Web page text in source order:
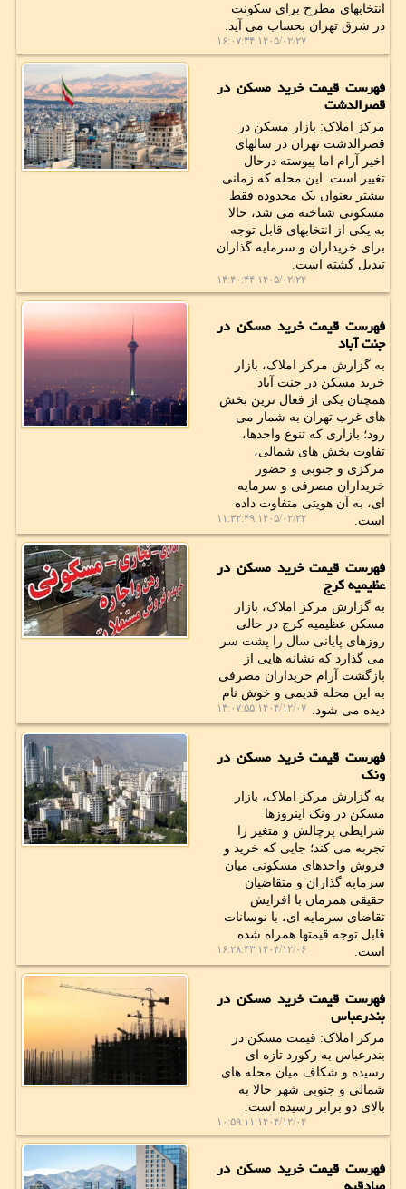
انتخابهای مطرح برای سکونت
در شرق تهران بحساب می آید.
۱۴۰۵/۰۲/۲۷ ۱۶:۰۷:۳۴
فهرست قیمت خرید مسکن در
قصرالدشت
مرکز املاک: بازار مسکن در
قصرالدشت تهران در سالهای
اخیر آرام اما پیوسته درحال
تغییر است. این محله که زمانی
بیشتر بعنوان یک محدوده فقط
مسکونی شناخته می شد، حالا
به یکی از انتخابهای قابل توجه
برای خریداران و سرمایه گذاران
تبدیل گشته است.
۱۴۰۵/۰۲/۲۴ ۱۴:۴۰:۴۴
فهرست قیمت خرید مسکن در
جنت آباد
به گزارش مرکز املاک، بازار
خرید مسکن در جنت آباد
همچنان یکی از فعال ترین بخش
های غرب تهران به شمار می
رود؛ بازاری که تنوع واحدها،
تفاوت بخش های شمالی،
مرکزی و جنوبی و حضور
خریداران مصرفی و سرمایه
ای، به آن هویتی متفاوت داده
است.
۱۴۰۵/۰۲/۲۲ ۱۱:۳۲:۴۹
فهرست قیمت خرید مسکن در
عظیمیه کرج
به گزارش مرکز املاک، بازار
مسکن عظیمیه کرج در حالی
روزهای پایانی سال را پشت سر
می گذارد که نشانه هایی از
بازگشت آرام خریداران مصرفی
به این محله قدیمی و خوش نام
دیده می شود. ۱۴۰۴/۱۲/۰۷ ۱۴:۰۷:۵۵
فهرست قیمت خرید مسکن در
ونک
به گزارش مرکز املاک، بازار
مسکن در ونک اینروزها
شرایطی پرچالش و متغیر را
تجربه می کند؛ جایی که خرید و
فروش واحدهای مسکونی میان
سرمایه گذاران و متقاضیان
حقیقی همزمان با افزایش
تقاضای سرمایه ای، با نوسانات
قابل توجه قیمتها همراه شده
است.
۱۴۰۴/۱۲/۰۶ ۱۶:۲۸:۴۳
فهرست قیمت خرید مسکن در
بندرعباس
مرکز املاک: قیمت مسکن در
بندرعباس به رکورد تازه ای
رسیده و شکاف میان محله های
شمالی و جنوبی شهر حالا به
بالای دو برابر رسیده است.
۱۴۰۴/۱۲/۰۴ ۱۰:۵۹:۱۱
فهرست قیمت خرید مسکن در